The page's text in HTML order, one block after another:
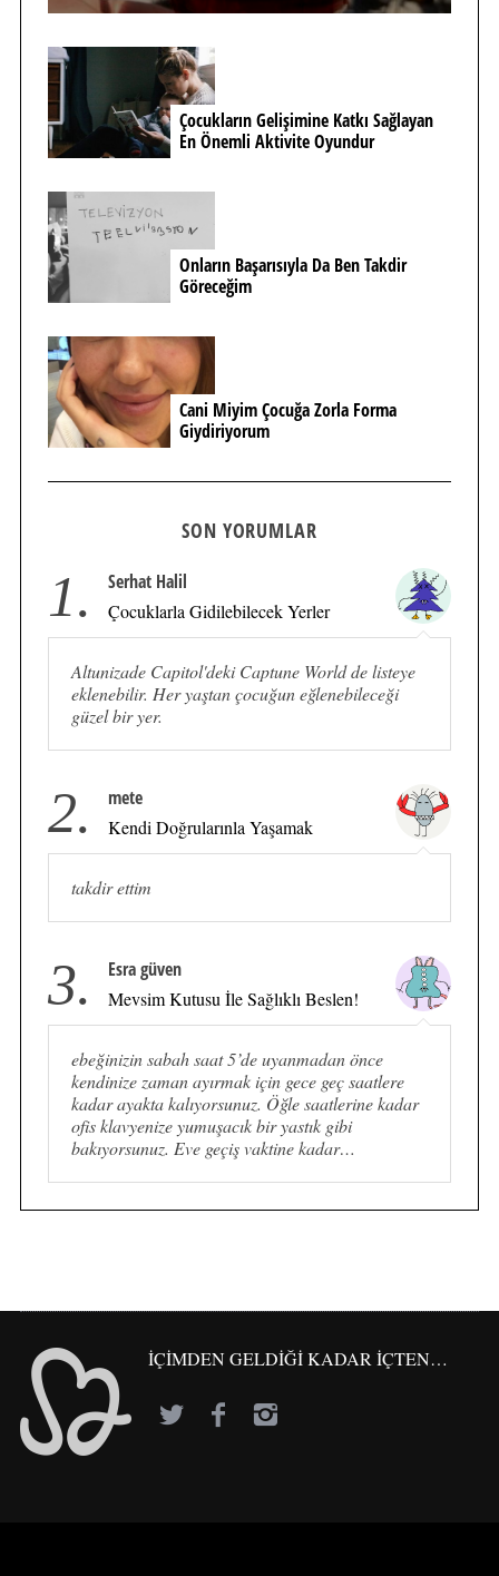
Çocukların Gelişimine Katkı Sağlayan
En Önemli Aktivite Oyundur
Onların Başarısıyla Da Ben Takdir
Göreceğim
Cani Miyim Çocuğa Zorla Forma
Giydiriyorum
SON YORUMLAR
1. Serhat Halil
Çocuklarla Gidilebilecek Yerler
Altunizade Capitol'deki Captune World de listeye
eklenebilir. Her yaştan çocuğun eğlenebileceği
güzel bir yer.
2. mete
Kendi Doğrularınla Yaşamak
takdir ettim
3. Esra güven
Mevsim Kutusu İle Sağlıklı Beslen!
ebeğinizin sabah saat 5’de uyanmadan önce
kendinize zaman ayırmak için gece geç saatlere
kadar ayakta kalıyorsunuz. Öğle saatlerine kadar
ofis klavyenize yumuşacık bir yastık gibi
bakıyorsunuz. Eve geçiş vaktine kadar…
İÇİMDEN GELDİĞİ KADAR İÇTEN…